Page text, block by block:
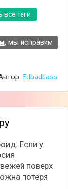
и
что
готовые
все теги
, мы исправим
Edbadbass
Если у
поверх
потеря